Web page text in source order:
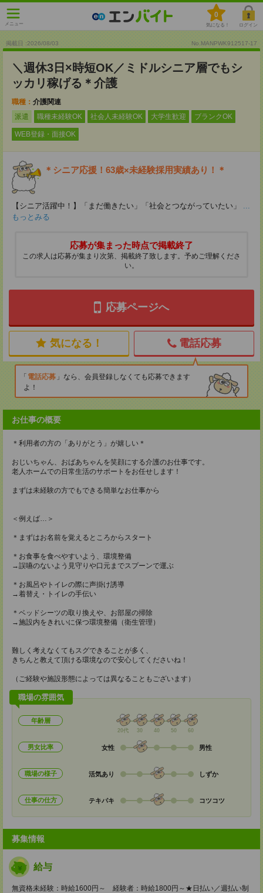
メニュー
0
気になる！ ログイン
掲載日 :2026/08/03 No.MANPWK912517-17
＼週休3日×時短OK／ミドルシニア層でもシ
ッカリ稼げる＊介護
職種： 介護関連
派遣
職種未経験OK 社会人未経験OK 大学生歓迎 ブランクOK
WEB登録・面接OK
＊シニア応援！63歳×未経験採用実績あり！＊
【シニア活躍中！】「まだ働きたい」「社会とつながっていたい」
...
もっとみる
応募が集まった時点で掲載終了
この求人は応募が集まり次第、掲載終了致します。予めご理解くださ
い。
応募ページへ
気になる！ 電話応募
電話応募
なら、会員登録しなくても応募できます
よ！
お仕事の概要
＊利用者の方の「ありがとう」が嬉しい＊
おじいちゃん、おばあちゃんを笑顔にする介護のお仕事です。
老人ホームでの日常生活のサポートをお任せします！
まずは未経験の方でもできる簡単なお仕事から
＜例えば…＞
＊まずはお名前を覚えるところからスタート
＊お食事を食べやすいよう、環境整備
→誤嚥のないよう見守りや口元までスプーンで運ぶ
＊お風呂やトイレの際に声掛け誘導
→着替え・トイレの手伝い
＊ベッドシーツの取り換えや、お部屋の掃除
→施設内をきれいに保つ環境整備（衛生管理）
難しく考えなくてもスグできることが多く、
きちんと教えて頂ける環境なので安心してくださいね！
（ご経験や施設形態によっては異なることもございます）
職場の雰囲気
年齢層
20代 30 40 50 60
男女比率 女性 男性
職場の様子 活気あり しずか
仕事の仕方 テキパキ コツコツ
募集情報
給与
無資格未経験：時給1600円～ 経験者：時給1800円～★日払い／週払い制